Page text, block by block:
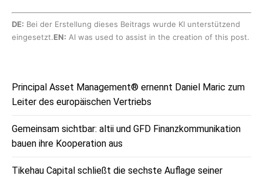
DE: Bei der Erstellung dieses Beitrags wurde KI unterstützend
eingesetzt.EN: AI was used to assist in the creation of this post.
Principal Asset Management® ernennt Daniel Maric zum
Leiter des europäischen Vertriebs
Gemeinsam sichtbar: altii und GFD Finanzkommunikation
bauen ihre Kooperation aus
Tikehau Capital schließt die sechste Auflage seiner